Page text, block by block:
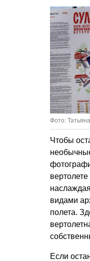
Фото:
Чтобы
видами
полета.
Если